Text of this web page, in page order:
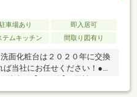
車場あり
即入居可
テムキッチン 間取り図有り
面化粧台は２０２０年に交換
当社にお任せください！●JR
車で【２２分】●スーパー